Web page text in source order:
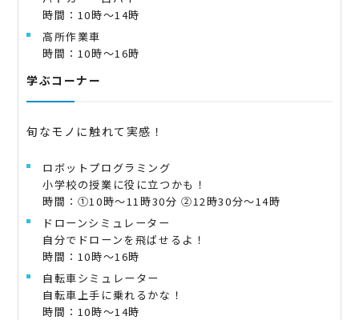
時間：10時～14時
高所作業車
時間：10時～16時
学ぶコーナー
旬なモノに触れて実感！
ロボットプログラミング
小学校の授業に役に立つかも！
時間：①10時～11時30分 ②12時30分～14時
ドローンシミュレーター
自分でドローンを飛ばせるよ！
時間：10時～16時
自転車シミュレーター
自転車上手に乗れるかな！
時間：10時～14時